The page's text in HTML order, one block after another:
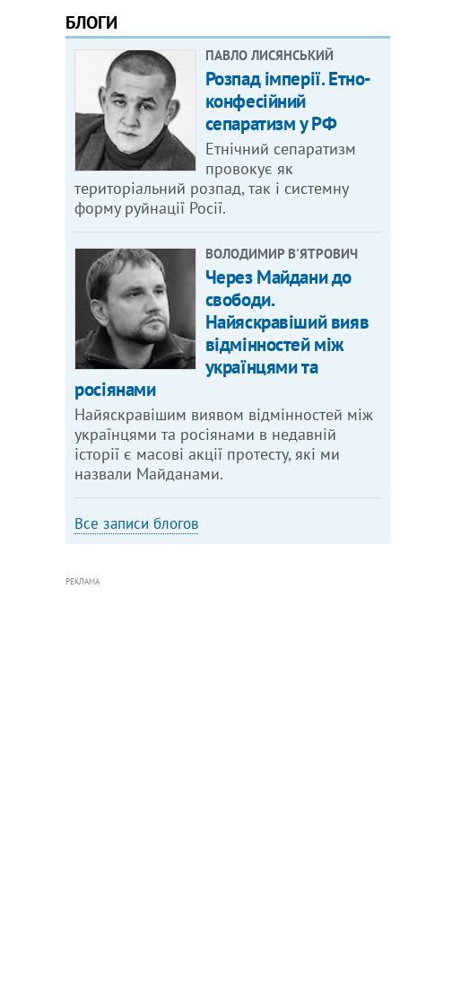
БЛОГИ
ПАВЛО ЛИСЯНСЬКИЙ
Розпад імперії. Етно-
конфесійний
сепаратизм у РФ
Етнічний сепаратизм
провокує як
територіальний розпад, так і системну
форму руйнації Росії.
ВОЛОДИМИР В'ЯТРОВИЧ
Через Майдани до
свободи.
Найяскравіший вияв
відмінностей між
українцями та
росіянами
Найяскравішим виявом відмінностей між
українцями та росіянами в недавній
історії є масові акції протесту, які ми
назвали Майданами.
Все записи блогов
РЕКЛАМА